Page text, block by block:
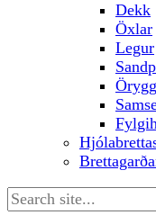
Dekk
Öxlar
Legur
Search
for: